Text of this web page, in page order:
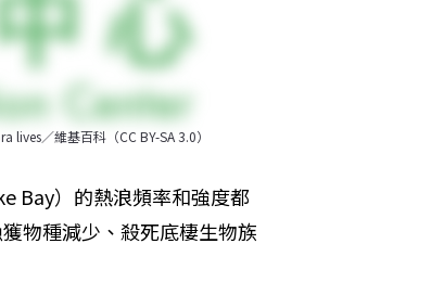
／維基百科（CC BY-SA 3.0）
Bay）的熱浪頻率和強度都
物種減少、殺死底棲生物族